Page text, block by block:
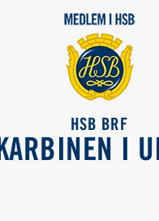
HSB BRF
KARBINEN I